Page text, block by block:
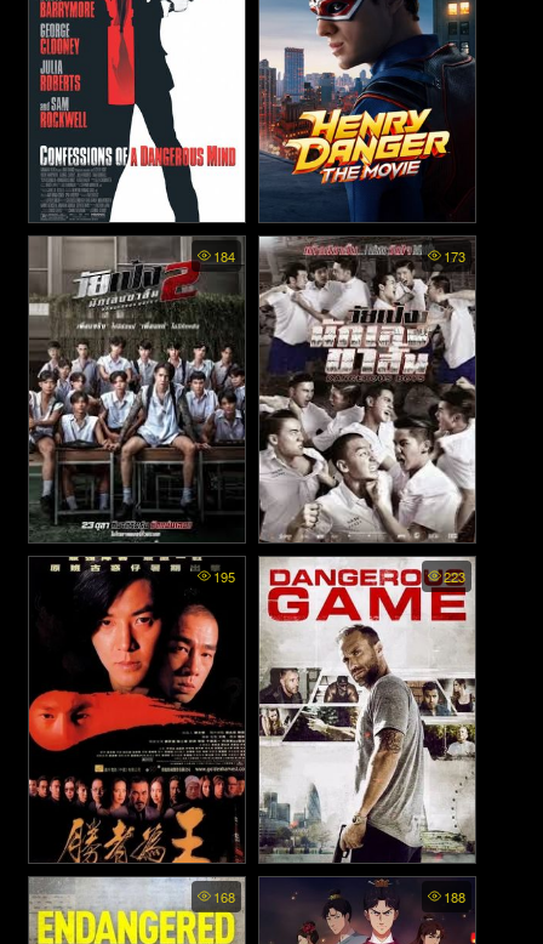
Confessions of a Dangerous
Mind - จารชน 2 เงา (2002)
Henry Danger The Movie
(2025)
184
Dangerous Boys 2 - วัยเป้ง
นักเลงขาสั้น 2 (2024)
173
Dangerous Boys - วัยเป้งง
นักเลงขาสั้น (2014)
195
Young and Dangerous 6:
Born to Be King - เกิดมาเป็น
เจ้าพ่อ (2000)
223
Dangerous Game (2017)
168 188